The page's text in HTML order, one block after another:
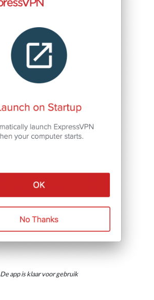
De app is klaar voor gebruik